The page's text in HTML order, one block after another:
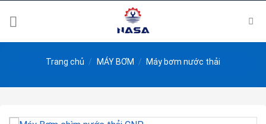
Trang chủ / MÁY BƠM / Máy bơm nước thải